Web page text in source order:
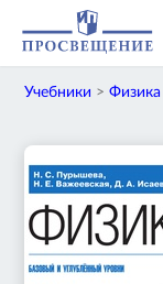
Учебники >Физика